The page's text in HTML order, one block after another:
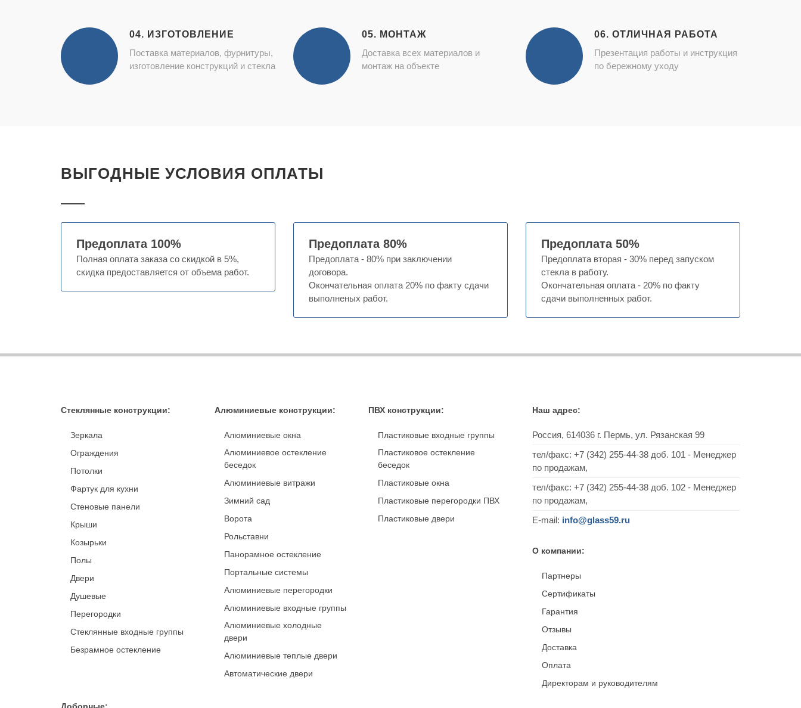
04. ИЗГОТОВЛЕНИЕ
Поставка материалов, фурнитуры,
изготовление конструкций и стекла
05. МОНТАЖ
Доставка всех материалов и
монтаж на объекте
06. ОТЛИЧНАЯ РАБОТА
Презентация работы и инструкция
по бережному уходу
ВЫГОДНЫЕ УСЛОВИЯ ОПЛАТЫ
Предоплата 100%
Полная оплата заказа со скидкой в 5%,
скидка предоставляется от объема работ.
Предоплата 80%
Предоплата - 80% при заключении
договора.
Окончательная оплата 20% по факту сдачи
выполненых работ.
Предоплата 50%
Предоплата вторая - 30% перед запуском
стекла в работу.
Окончательная оплата - 20% по факту
сдачи выполненных работ.
Стеклянные конструкции:
Зеркала
Ограждения
Потолки
Фартук для кухни
Стеновые панели
Крыши
Козырьки
Полы
Двери
Душевые
Перегородки
Стеклянные входные группы
Безрамное остекление
Алюминиевые конструкции:
Алюминиевые окна
Алюминиевое остекление
беседок
Алюминиевые витражи
Зимний сад
Ворота
Рольставни
Панорамное остекление
Портальные системы
Алюминиевые перегородки
Алюминиевые входные группы
Алюминиевые холодные
двери
Алюминиевые теплые двери
Автоматические двери
ПВХ конструкции:
Пластиковые входные группы
Пластиковое остекление
беседок
Пластиковые окна
Пластиковые перегородки ПВХ
Пластиковые двери
Наш адрес:
Россия, 614036г. Пермь, ул. Рязанская 99
тел/факс: +7 (342) 255-44-38доб. 101 - Менеджер
по продажам,
тел/факс: +7 (342) 255-44-38 доб. 102 - Менеджер
по продажам,
E-mail: info@glass59.ru
О компании:
Партнеры
Сертификаты
Гарантия
Отзывы
Доставка
Оплата
Директорам и руководителям